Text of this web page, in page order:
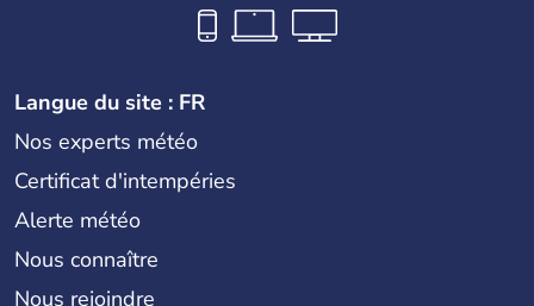
Langue du site : FR
Nos experts météo
Certificat d'intempéries
Alerte météo
Nous connaître
Nous rejoindre